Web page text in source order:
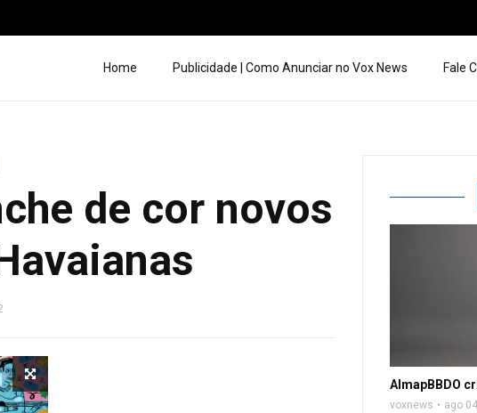
Home Publicidade | Como Anunciar no Vox News Fale
de cor novos
AlmapBBDO
voxnews ago 04